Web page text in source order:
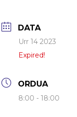
DATA
Urr 14 2023
Expired!
ORDUA
8:00 - 18:00